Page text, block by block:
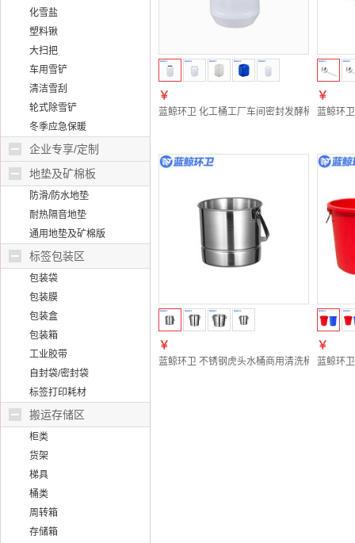
化雪盐
塑料锹
大扫把
车用雪铲
清洁雪刮
轮式除雪铲
冬季应急保暖
企业专享/定制
地垫及矿棉板
防滑/防水地垫
耐热隔音地垫
通用地垫及矿棉版
标签包装区
包装袋
包装膜
包装盒
包装箱
工业胶带
自封袋/密封袋
标签打印耗材
搬运存储区
柜类
货架
梯具
桶类
周转箱
存储箱
￥
蓝鲸环卫 化工桶工厂车间密封发酵桶塑料加
￥
蓝鲸环
￥
蓝鲸环卫 不锈钢虎头水桶商用清洗桶清洁水
￥
蓝鲸环